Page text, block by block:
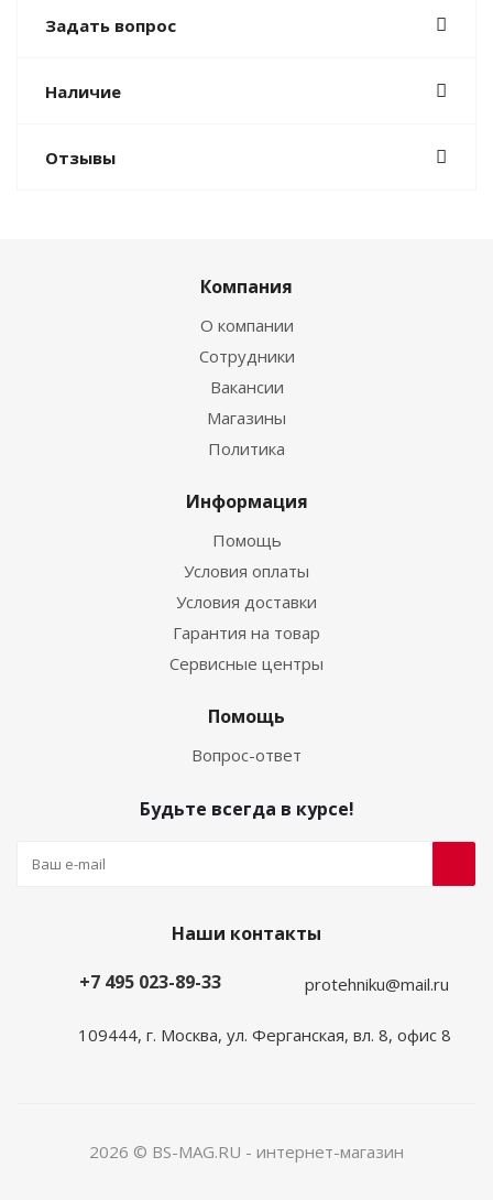
Задать вопрос
Наличие
Отзывы
Компания
О компании
Сотрудники
Вакансии
Магазины
Политика
Информация
Помощь
Условия оплаты
Условия доставки
Гарантия на товар
Сервисные центры
Помощь
Вопрос-ответ
Будьте всегда в курсе!
Наши контакты
+7 495 023-89-33
protehniku@mail.ru
109444, г. Москва, ул. Ферганская, вл. 8, офис 8
2026 © BS-MAG.RU - интернет-магазин